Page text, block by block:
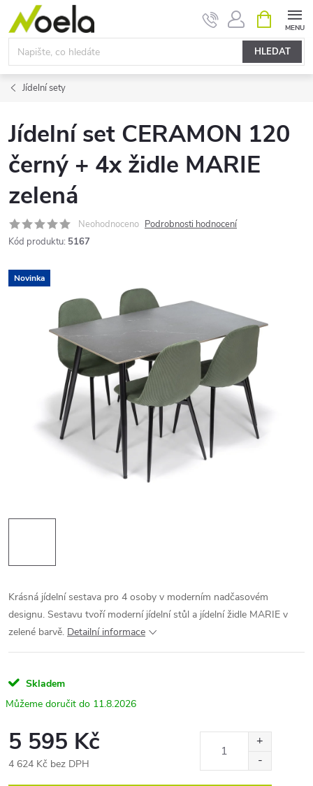
Přejít
obsah
HLEDAT
NÁKUPNÍ
KOŠÍK
Jídelní sety
Jídelní set CERAMON 120
černý + 4x židle MARIE
zelená
Neohodnoceno Podrobnosti hodnocení
Kód produktu: 5167
Novinka
Krásná jídelní sestava pro 4 osoby v moderním nadčasovém
designu. Sestavu tvoří moderní jídelní stůl a jídelní židle MARIE v
zelené barvě. Detailní informace
Skladem
11.8.2026
5 595 Kč
4 624 Kč bez DPH